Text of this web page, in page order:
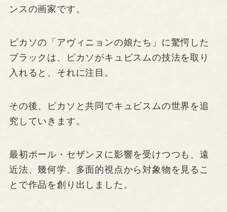
ンスの画家です。
ピカソの「アヴィニョンの娘たち」に驚愕した
ブラックは、ピカソがキュビスムの技法を取り
入れると、それに注目。
その後、ピカソと共同でキュビスムの世界を追
究していきます。
最初ポール・セザンヌに影響を受けつつも、遠
近法、幾何学、多面的視点から対象物を見るこ
とで作品を創り出しました。